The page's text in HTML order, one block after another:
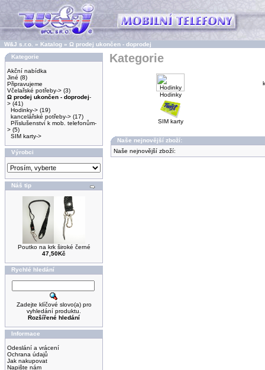
W&J s.r.o. » Katalog » Ω prodej ukončen - doprodej
Kategorie
Akční nabídka
Jiné (8)
Připravujeme
Včelařské potřeby-> (3)
Ω prodej ukončen - doprodej-
> (41)
Hodinky-> (19)
kancelářské potřeby-> (17)
Příslušenství k mob. telefonům-
> (5)
SIM karty->
Výrobci
Náš tip
Poutko na krk široké černé
47,50Kč
Rychlé hledání
Zadejte klíčové slovo(a) pro
vyhledání produktu.
Rozšířené hledání
Informace
Odeslání a vrácení
Ochrana údajů
Jak nakupovat
Napište nám
Kategorie
Hodinky
SIM karty
Naše nejnovější zboží:
Naše nejnovější zboží: